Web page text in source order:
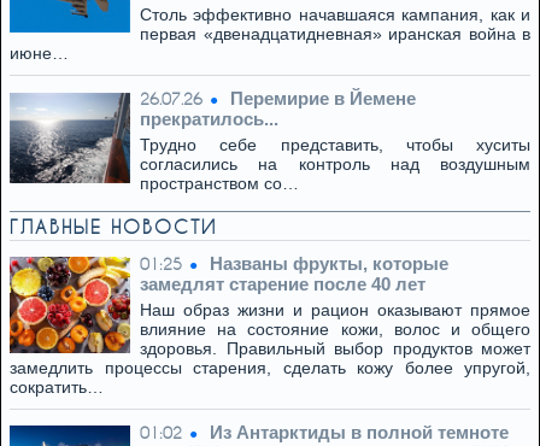
Столь эффективно начавшаяся кампания, как и
первая «двенадцатидневная» иранская война в
июне…
26.07.26
Перемирие в Йемене
прекратилось...
Трудно себе представить, чтобы хуситы
согласились на контроль над воздушным
пространством со…
ГЛАВНЫЕ НОВОСТИ
01:25
Названы фрукты, которые
замедлят старение после 40 лет
Наш образ жизни и рацион оказывают прямое
влияние на состояние кожи, волос и общего
здоровья. Правильный выбор продуктов может
замедлить процессы старения, сделать кожу более упругой,
сократить…
01:02
Из Антарктиды в полной темноте